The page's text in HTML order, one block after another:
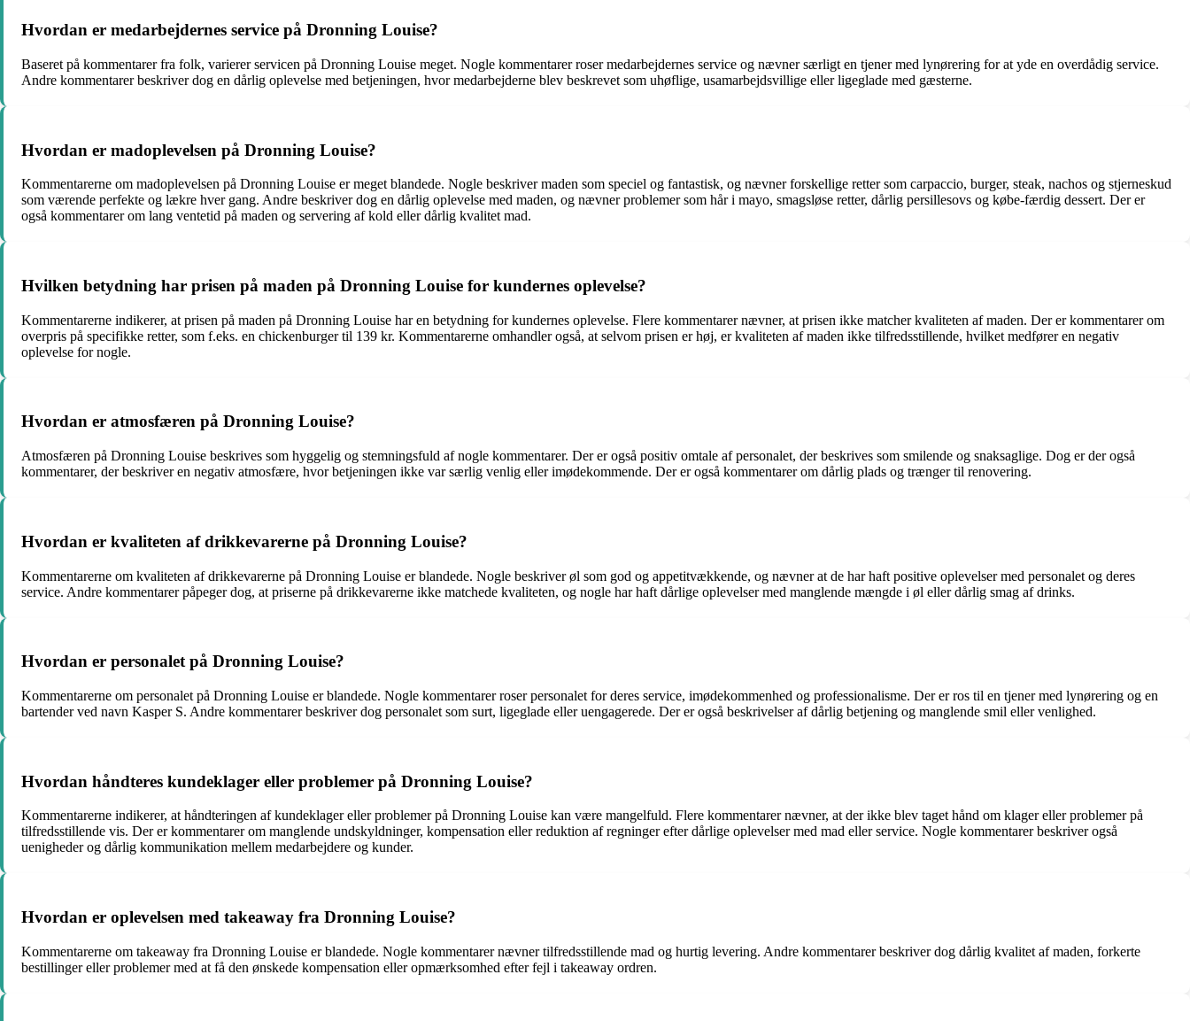
Hvordan er medarbejdernes service på Dronning Louise?
Baseret på kommentarer fra folk, varierer servicen på Dronning Louise meget. Nogle kommentarer roser medarbejdernes service og nævner særligt en tjener med lynørering for at yde en overdådig service.
Andre kommentarer beskriver dog en dårlig oplevelse med betjeningen, hvor medarbejderne blev beskrevet som uhøflige, usamarbejdsvillige eller ligeglade med gæsterne.
Hvordan er madoplevelsen på Dronning Louise?
Kommentarerne om madoplevelsen på Dronning Louise er meget blandede. Nogle beskriver maden som speciel og fantastisk, og nævner forskellige retter som carpaccio, burger, steak, nachos og stjerneskud
som værende perfekte og lækre hver gang. Andre beskriver dog en dårlig oplevelse med maden, og nævner problemer som hår i mayo, smagsløse retter, dårlig persillesovs og købe-færdig dessert. Der er
også kommentarer om lang ventetid på maden og servering af kold eller dårlig kvalitet mad.
Hvilken betydning har prisen på maden på Dronning Louise for kundernes oplevelse?
Kommentarerne indikerer, at prisen på maden på Dronning Louise har en betydning for kundernes oplevelse. Flere kommentarer nævner, at prisen ikke matcher kvaliteten af maden. Der er kommentarer om
overpris på specifikke retter, som f.eks. en chickenburger til 139 kr. Kommentarerne omhandler også, at selvom prisen er høj, er kvaliteten af maden ikke tilfredsstillende, hvilket medfører en negativ
oplevelse for nogle.
Hvordan er atmosfæren på Dronning Louise?
Atmosfæren på Dronning Louise beskrives som hyggelig og stemningsfuld af nogle kommentarer. Der er også positiv omtale af personalet, der beskrives som smilende og snaksaglige. Dog er der også
kommentarer, der beskriver en negativ atmosfære, hvor betjeningen ikke var særlig venlig eller imødekommende. Der er også kommentarer om dårlig plads og trænger til renovering.
Hvordan er kvaliteten af drikkevarerne på Dronning Louise?
Kommentarerne om kvaliteten af drikkevarerne på Dronning Louise er blandede. Nogle beskriver øl som god og appetitvækkende, og nævner at de har haft positive oplevelser med personalet og deres
service. Andre kommentarer påpeger dog, at priserne på drikkevarerne ikke matchede kvaliteten, og nogle har haft dårlige oplevelser med manglende mængde i øl eller dårlig smag af drinks.
Hvordan er personalet på Dronning Louise?
Kommentarerne om personalet på Dronning Louise er blandede. Nogle kommentarer roser personalet for deres service, imødekommenhed og professionalisme. Der er ros til en tjener med lynørering og en
bartender ved navn Kasper S. Andre kommentarer beskriver dog personalet som surt, ligeglade eller uengagerede. Der er også beskrivelser af dårlig betjening og manglende smil eller venlighed.
Hvordan håndteres kundeklager eller problemer på Dronning Louise?
Kommentarerne indikerer, at håndteringen af kundeklager eller problemer på Dronning Louise kan være mangelfuld. Flere kommentarer nævner, at der ikke blev taget hånd om klager eller problemer på
tilfredsstillende vis. Der er kommentarer om manglende undskyldninger, kompensation eller reduktion af regninger efter dårlige oplevelser med mad eller service. Nogle kommentarer beskriver også
uenigheder og dårlig kommunikation mellem medarbejdere og kunder.
Hvordan er oplevelsen med takeaway fra Dronning Louise?
Kommentarerne om takeaway fra Dronning Louise er blandede. Nogle kommentarer nævner tilfredsstillende mad og hurtig levering. Andre kommentarer beskriver dog dårlig kvalitet af maden, forkerte
bestillinger eller problemer med at få den ønskede kompensation eller opmærksomhed efter fejl i takeaway ordren.